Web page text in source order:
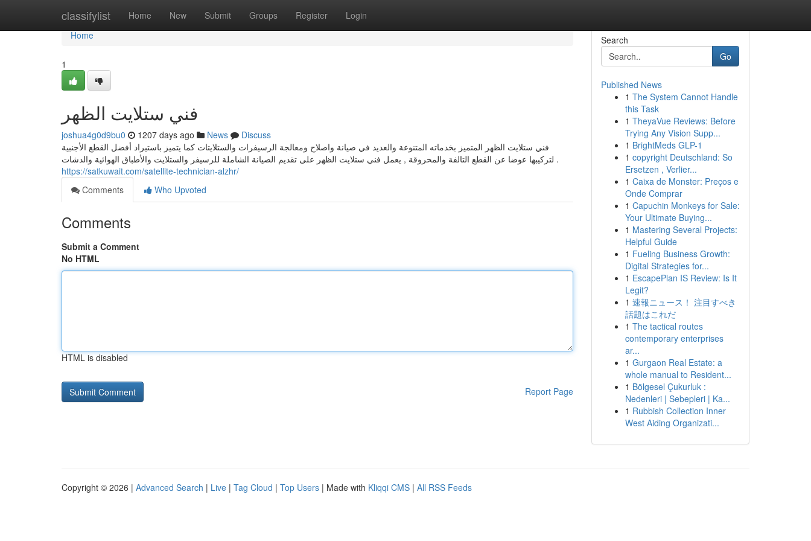
classifylist Home New Submit Groups Register Login
Home
Home
1
فني ستلايت الظهر
joshua4g0d9bu0 1207 days ago News
Discuss
فني ستلايت الظهر المتميز بخدماته المتنوعة والعديد في صيانة واصلاح ومعالجة الرسيفرات والستلايتات كما يتميز باستيراد أفضل القطع الأجنبية
لتركيبها عوضا عن القطع التالفة والمحروقة , يعمل فني ستلايت الظهر على تقديم الصيانة الشاملة للرسيفر والستلايت والأطباق الهوائية والدشات .
https://satkuwait.com/satellite-technician-alzhr/
Comments
Who Upvoted
Comments
Submit a Comment
No HTML
HTML is disabled
Report Page
Search
Go
Published News
1 The System Cannot Handle
this Task
1 TheyaVue Reviews: Before
Trying Any Vision Supp...
1 BrightMeds GLP-1
1 copyright Deutschland: So
Ersetzen , Verlier...
1 Caixa de Monster: Preços e
Onde Comprar
1 Capuchin Monkeys for Sale:
Your Ultimate Buying...
1 Mastering Several Projects:
Helpful Guide
1 Fueling Business Growth:
Digital Strategies for...
1 EscapePlan IS Review: Is It
Legit?
1 速報ニュース！ 注目すべき
話題はこれだ
1 The tactical routes
contemporary enterprises
ar...
1 Gurgaon Real Estate: a
whole manual to Resident...
1 Bölgesel Çukurluk :
Nedenleri | Sebepleri | Ka...
1 Rubbish Collection Inner
West Aiding Organizati...
Copyright © 2026 | Advanced Search | Live | Tag Cloud | Top Users | Made with Kliqqi CMS | All RSS Feeds